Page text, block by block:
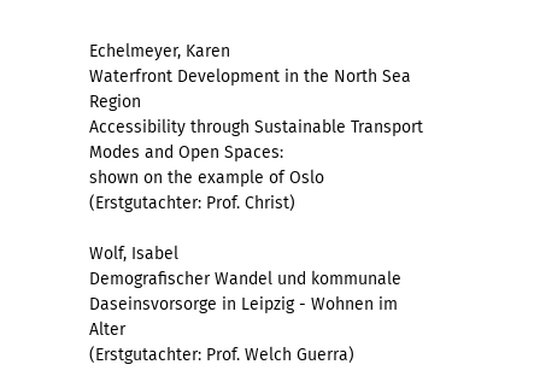
Echelmeyer, Karen
Waterfront Development in the North Sea
Region
Accessibility through Sustainable Transport
Modes and Open Spaces:
shown on the example of Oslo
(Erstgutachter: Prof. Christ)
Wolf, Isabel
Demografischer Wandel und kommunale
Daseinsvorsorge in Leipzig - Wohnen im
Alter
(Erstgutachter: Prof. Welch Guerra)